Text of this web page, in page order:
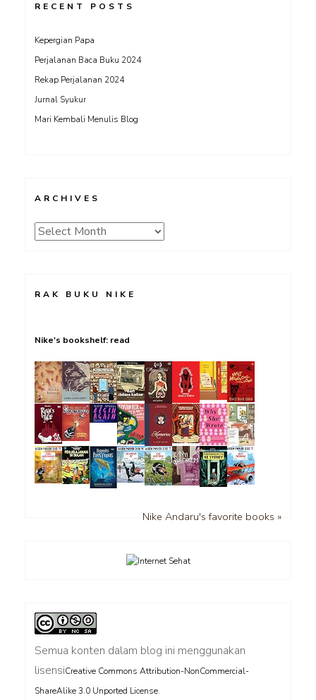
RECENT POSTS
Kepergian Papa
Perjalanan Baca Buku 2024
Rekap Perjalanan 2024
Jurnal Syukur
Mari Kembali Menulis Blog
ARCHIVES
Archives
RAK BUKU NIKE
Nike's bookshelf: read
Nike Andaru's favorite books »
Semua konten dalam blog ini menggunakan
lisensiCreative Commons Attribution-NonCommercial-
ShareAlike 3.0 Unported License.